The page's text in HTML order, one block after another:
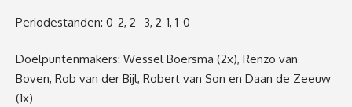
Periodestanden: 0-2, 2–3, 2-1, 1-0
Doelpuntenmakers: Wessel Boersma (2x), Renzo van
Boven, Rob van der Bijl, Robert van Son en Daan de Zeeuw
(1x)